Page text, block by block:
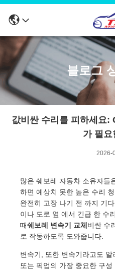
블로그
값비싼 수리를 피하세요:
가 필요
2026-
많은 쉐보레 자동차 소유자들
하면 예상치 못한 높은 수리
완전히 고장 나기 전 까지 기
이나 도로 옆 에서 긴급 한 수
때쉐보레 변속기 교체 비싼 수
로 작동하도록 도와줍니다.
변속기, 또한 변속기라고도
또는 픽업의 가장 중요한 구